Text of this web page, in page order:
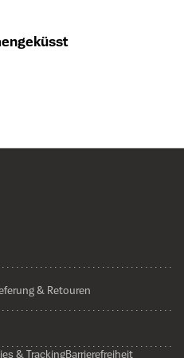
& Retouren
& TrackingBarrierefreiheit